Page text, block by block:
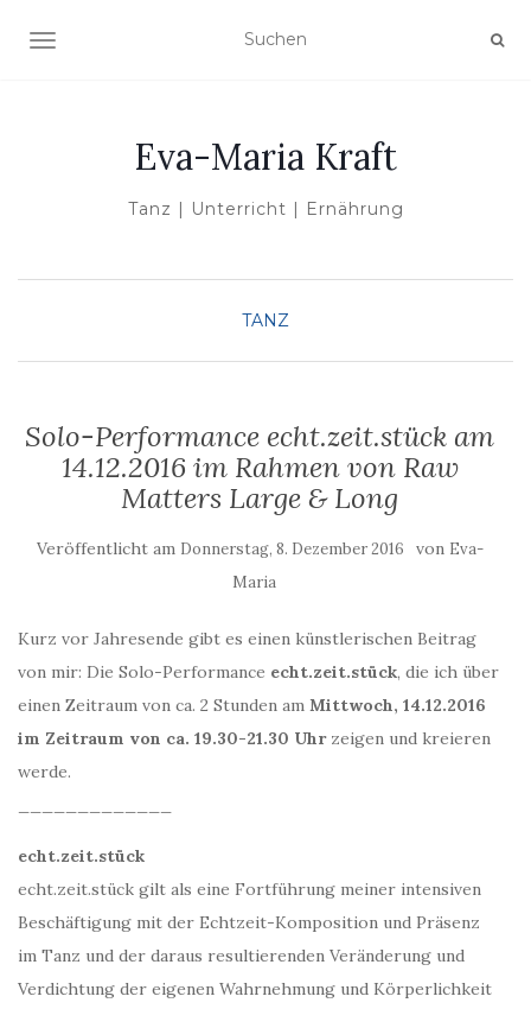
NAVIGATION UMSCHALTEN
Eva-Maria Kraft
Tanz | Unterricht | Ernährung
TANZ
Solo-Performance echt.zeit.stück am
14.12.2016 im Rahmen von Raw
Matters Large & Long
Veröffentlicht am Donnerstag, 8. Dezember 2016 von Eva-
Maria
Kurz vor Jahresende gibt es einen künstlerischen Beitrag
von mir: Die Solo-Performance echt.zeit.stück, die ich über
einen Zeitraum von ca. 2 Stunden am Mittwoch, 14.12.2016
im Zeitraum von ca. 19.30-21.30 Uhrzeigen und kreieren
werde.
echt.zeit.stück
echt.zeit.stück gilt als eine Fortführung meiner intensiven
Beschäftigung mit der Echtzeit-Komposition und Präsenz
im Tanz und der daraus resultierenden Veränderung und
Verdichtung der eigenen Wahrnehmung und Körperlichkeit